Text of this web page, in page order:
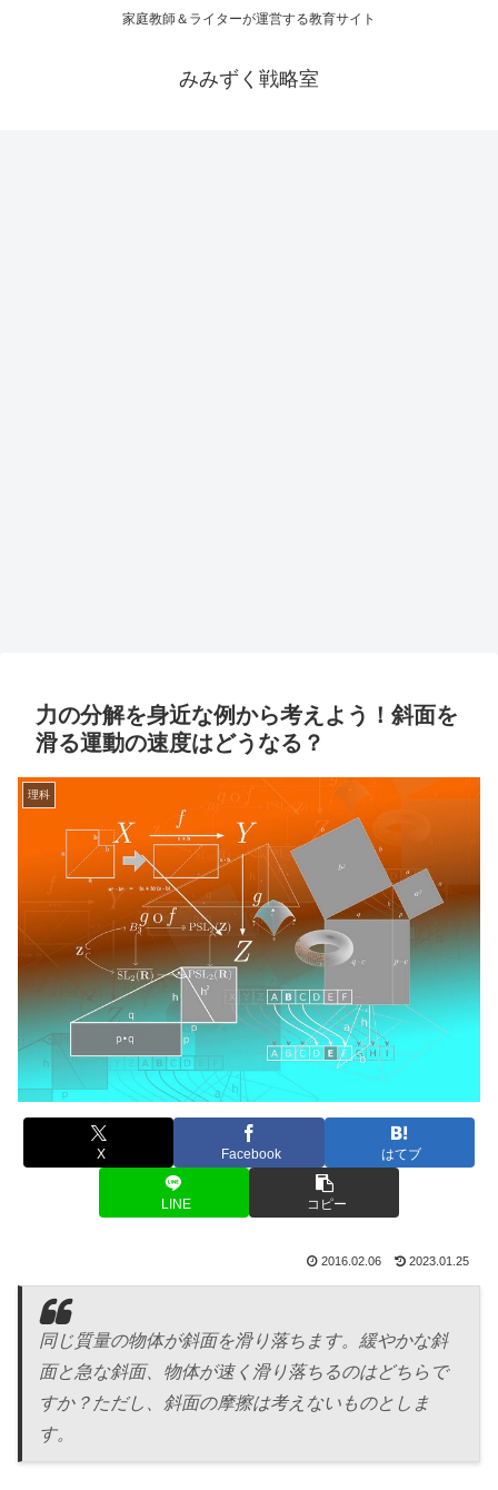
家庭教師＆ライターが運営する教育サイト
みみずく戦略室
力の分解を身近な例から考えよう！斜面を
滑る運動の速度はどうなる？
理科
X Facebook はてブ
LINE コピー
2016.02.06 2023.01.25
同じ質量の物体が斜面を滑り落ちます。緩やかな斜
面と急な斜面、物体が速く滑り落ちるのはどちらで
すか？ただし、斜面の摩擦は考えないものとしま
す。